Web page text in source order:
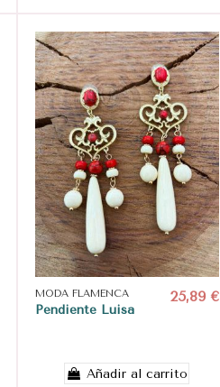
MODA FLAMENCA
Pendiente Luisa
25,89 €
Añadir al carrito